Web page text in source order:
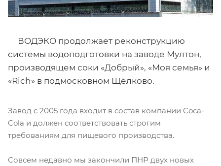
ВОДЭКО продолжает реконструкцию
системы водоподготовки на заводе Мултон,
производящем соки «Добрый», «Моя семья» и
«Rich» в подмосковном Щёлково.
Завод с 2005 года входит в состав компании Coca-
Cola и должен соответствовать строгим
требованиям для пищевого производства.
Совсем недавно мы закончили ПНР двух новых